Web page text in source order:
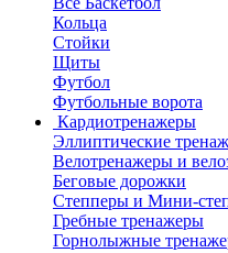
Кольца
Стойки
Щиты
Футбол
Футбольные ворота
Кардиотренажеры
Эллиптические
Велотренажеры и
Беговые дорожки
Степперы и Мини-
Гребные тренажеры
Горнолыжные